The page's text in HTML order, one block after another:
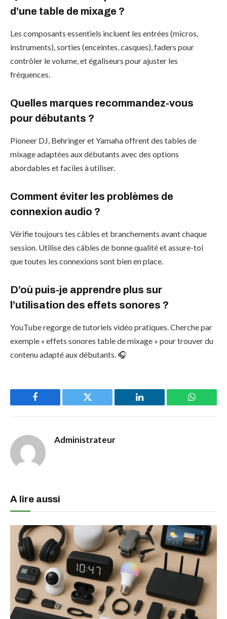
d’une table de mixage ?
Les composants essentiels incluent les entrées (micros,
instruments), sorties (enceintes, casques), faders pour
contrôler le volume, et égaliseurs pour ajuster les
fréquences.
Quelles marques recommandez-vous
pour débutants ?
Pioneer DJ, Behringer et Yamaha offrent des tables de
mixage adaptées aux débutants avec des options
abordables et faciles à utiliser.
Comment éviter les problèmes de
connexion audio ?
Vérifie toujours tes câbles et branchements avant chaque
session. Utilise des câbles de bonne qualité et assure-toi
que toutes les connexions sont bien en place.
D’où puis-je apprendre plus sur
l’utilisation des effets sonores ?
YouTube regorge de tutoriels vidéo pratiques. Cherche par
exemple « effets sonores table de mixage » pour trouver du
contenu adapté aux débutants. 🎧
Facebook Twitter LinkedIn
Administrateur
A lire aussi